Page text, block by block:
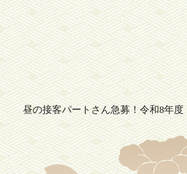
昼の接客パートさん急募！令和8年